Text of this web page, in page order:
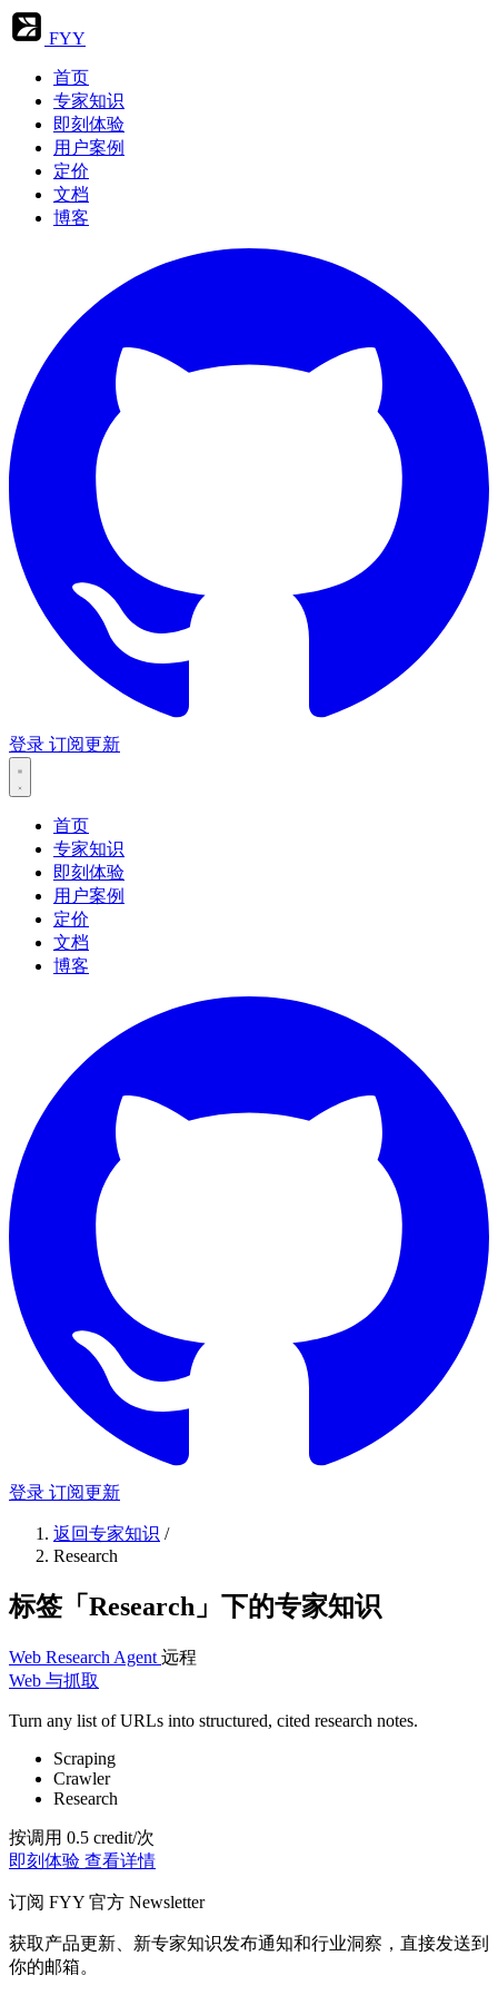
FYY
首页
专家知识
即刻体验
用户案例
定价
文档
博客
登录 订阅更新
首页
专家知识
即刻体验
用户案例
定价
文档
博客
登录 订阅更新
返回专家知识 /
Research
标签「Research」下的专家知识
Web Research Agent 远程
Web 与抓取
Turn any list of URLs into structured, cited research notes.
Scraping
Crawler
Research
按调用 0.5 credit/次
即刻体验 查看详情
订阅 FYY 官方 Newsletter
获取产品更新、新专家知识发布通知和行业洞察，直接发送到
你的邮箱。